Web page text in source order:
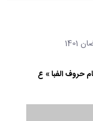
حروف الفبا » ع